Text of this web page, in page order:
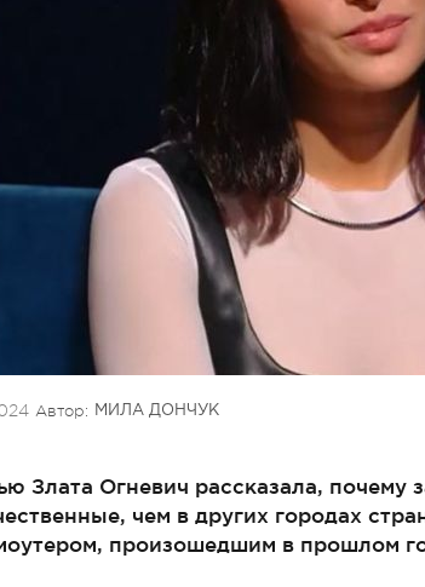
Автор: МИЛА ДОНЧУК
Злата Огневич рассказала, почему
чем в других городах
произошедшим в прошлом